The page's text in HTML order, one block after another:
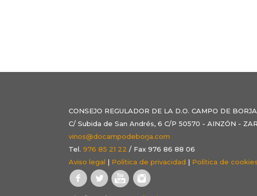
CONSEJO REGULADOR DE LA D.O. CAMPO DE BORJA
C/ Subida de San Andrés, 6 C/P 50570 - AINZÓN -
vinos@docampodeborja.com
Tel.976 85 21 22 / Fax 976 86 88 06
Aviso legal | Política de privacidad | Política de cookies